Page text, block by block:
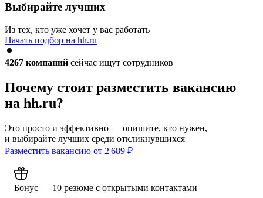
Выбирайте лучших
Из тех, кто уже хочет у вас работать
Начать подбор на hh.ru
4267 компаний сейчас ищут сотрудников
Почему стоит разместить вакансию
на hh.ru?
Это просто и эффективно — опишите, кто нужен,
и выбирайте лучших среди откликнувшихся
Разместить вакансию от 2 689 ₽
Бонус — 10 резюме с открытыми контактами